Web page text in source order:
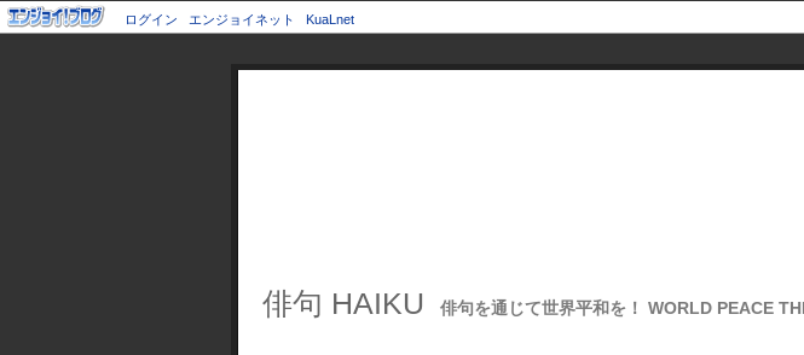
ログイン エンジョイネット KuaLnet
俳句 HAIKU 俳句を通じて世界平和を！ WORLD PEACE